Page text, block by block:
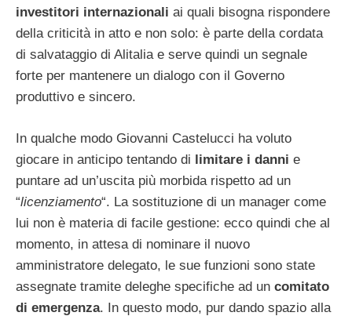
investitori internazionali ai quali bisogna rispondere
della criticità in atto e non solo: è parte della cordata
di salvataggio di Alitalia e serve quindi un segnale
forte per mantenere un dialogo con il Governo
produttivo e sincero.
In qualche modo Giovanni Castelucci ha voluto
giocare in anticipo tentando di limitare i danni e
puntare ad un’uscita più morbida rispetto ad un
“licenziamento“. La sostituzione di un manager come
lui non è materia di facile gestione: ecco quindi che al
momento, in attesa di nominare il nuovo
amministratore delegato, le sue funzioni sono state
assegnate tramite deleghe specifiche ad un comitato
di emergenza. In questo modo, pur dando spazio alla